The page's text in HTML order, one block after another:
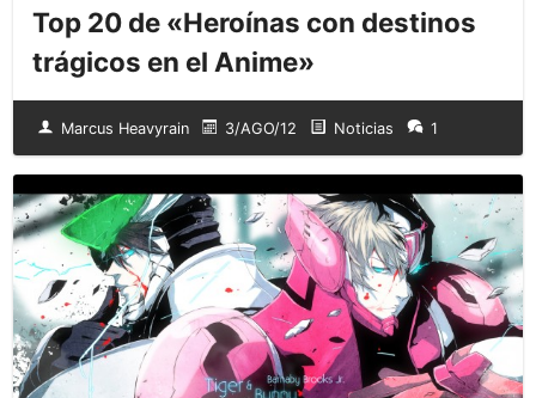
Top 20 de «Heroínas con destinos
trágicos en el Anime»
Marcus Heavyrain 3/AGO/12 Noticias 1